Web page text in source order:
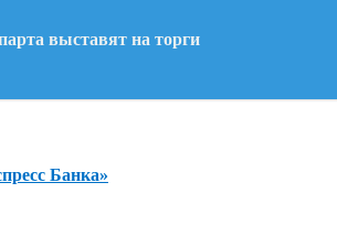
выставят на торги
Банка»